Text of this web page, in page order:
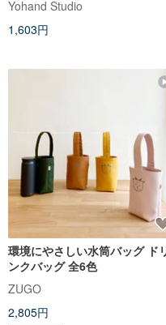
Yohand Studio
1,603円
環境にやさしい水筒バッグ ド
ンクバッグ 全6色
ZUGO
2,805円